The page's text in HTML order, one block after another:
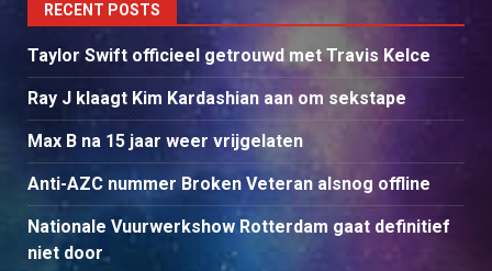
RECENT POSTS
Taylor Swift officieel getrouwd met Travis Kelce
Ray J klaagt Kim Kardashian aan om sekstape
Max B na 15 jaar weer vrijgelaten
Anti-AZC nummer Broken Veteran alsnog offline
Nationale Vuurwerkshow Rotterdam gaat definitief
niet door